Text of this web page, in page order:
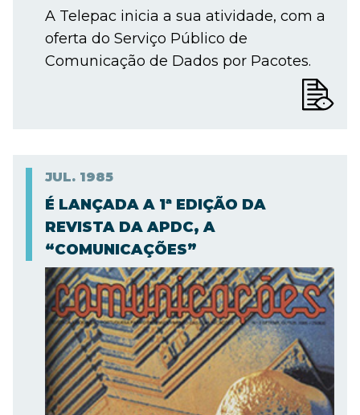
A Telepac inicia a sua atividade, com a
oferta do Serviço Público de
Comunicação de Dados por Pacotes.
JUL. 1985
É LANÇADA A 1ª EDIÇÃO DA
REVISTA DA APDC, A
“COMUNICAÇÕES”